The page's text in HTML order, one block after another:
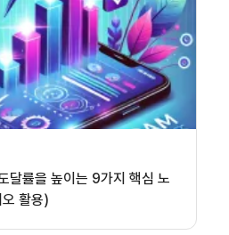
달률을 높이는 9가지 핵심 노
활용)